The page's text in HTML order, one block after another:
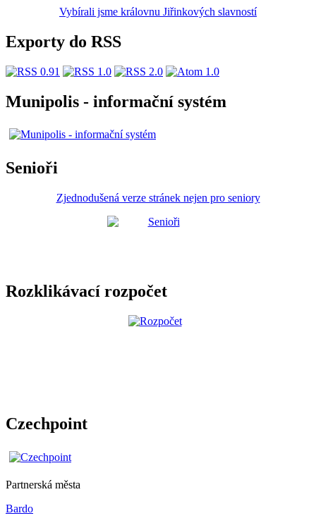
Vybírali jsme královnu Jiřinkových slavností
Exporty do RSS
Munipolis - informační systém
Senioři
Zjednodušená verze stránek nejen pro seniory
Rozklikávací rozpočet
Czechpoint
Partnerská města
Bardo